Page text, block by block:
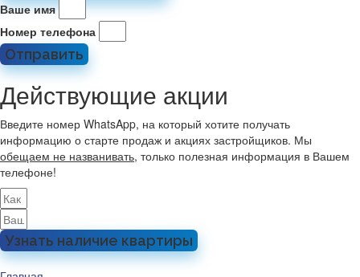
Ваше имя
Номер телефона
Отправить
Действующие акции
Введите номер WhatsApp, на который хотите получать
информацию о старте продаж и акциях застройщиков. Мы
обещаем не названивать, только полезная информация в Вашем
телефоне!
Узнать наличие квартиры